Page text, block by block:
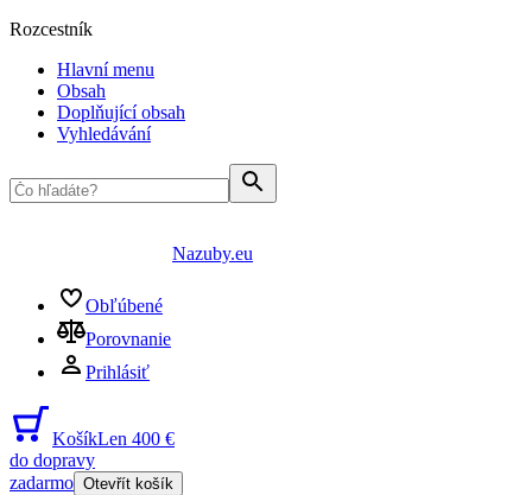
Rozcestník
Hlavní menu
Obsah
Doplňující obsah
Vyhledávání
Nazuby.eu
Obľúbené
Porovnanie
Prihlásiť
KošíkLen 400 €
do dopravy
zadarmo Otevřít košík